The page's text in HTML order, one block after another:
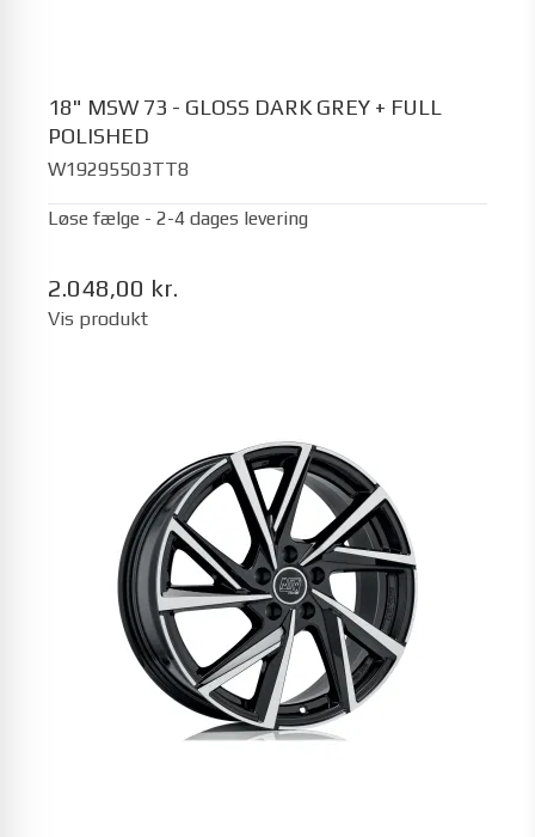
18" MSW 73 - GLOSS DARK GREY + FULL
POLISHED
W19295503TT8
Løse fælge - 2-4 dages levering
2.048,00 kr.
Vis produkt